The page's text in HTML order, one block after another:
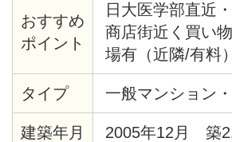
おすすめ
ポイント
日大医学部直近
商店街近く買い
場有（近隣/有料）
タイプ 一般マンション
建築年月 2005年12月 築